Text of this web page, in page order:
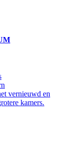
vernieuwd en
kamers.